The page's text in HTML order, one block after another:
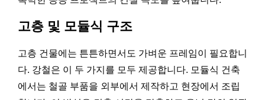
고층 및 모듈식 구조
고층 건물에는 튼튼하면서도 가벼운 프레임이 필요합니
다. 강철은 이 두 가지를 모두 제공합니다. 모듈식 건축
에서는 철골 부품을 외부에서 제작하고 현장에서 조립